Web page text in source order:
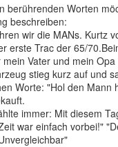
berührenden Worten
beschreiben:
wir die MANs. Kurtz
erste Trac der 65/
Vater und mein
stieg kurz auf und
Worte: "Hol den Mann
immer: Mit diesem
war einfach vorbei!"